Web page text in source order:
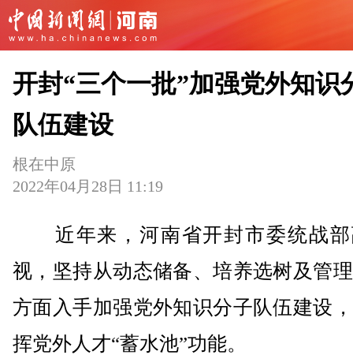
开封“三个一批”加强党外知识
队伍建设
根在中原
2022年04月28日 11:19
近年来，河南省开封市委统战部
视，坚持从动态储备、培养选树及管
方面入手加强党外知识分子队伍建设
挥党外人才“蓄水池”功能。